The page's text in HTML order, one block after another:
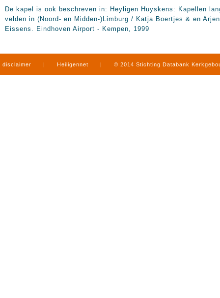
De kapel is ook beschreven in: Heyligen Huyskens: Kapellen
velden in (Noord- en Midden-)Limburg / Katja Boertjes & en Arjen
Eissens. Eindhoven Airport - Kempen, 1999
disclaimer | Heiligennet | © 2014 Stichting Databank